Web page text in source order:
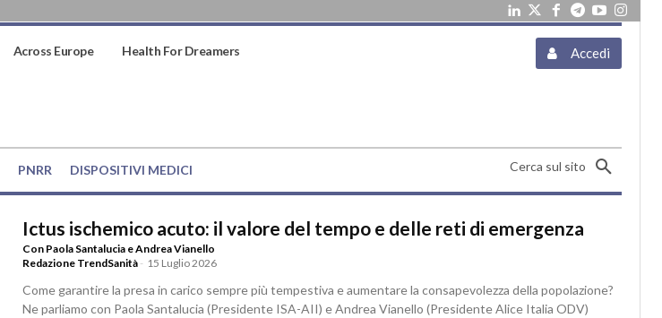
Across Europe Health For Dreamers Accedi
PNRR DISPOSITIVI MEDICI Cerca sul sito
Ictus ischemico acuto: il valore del tempo e delle reti di emergenza
Con Paola Santalucia e Andrea Vianello
Redazione TrendSanità - 15 Luglio 2026
Come garantire la presa in carico sempre più tempestiva e aumentare la consapevolezza della popolazione?
Ne parliamo con Paola Santalucia (Presidente ISA-AII) e Andrea Vianello (Presidente Alice Italia ODV)